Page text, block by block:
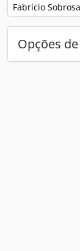
Remover filtro:
Fabrício
Opções